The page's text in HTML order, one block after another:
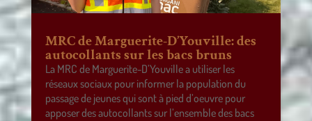
MRC de Marguerite-D’Youville: des
autocollants sur les bacs bruns
La MRC de Marguerite-D’Youville a utiliser les
réseaux sociaux pour informer la population du
passage de jeunes qui sont à pied d’oeuvre pour
apposer des autocollants sur l’ensemble des bacs